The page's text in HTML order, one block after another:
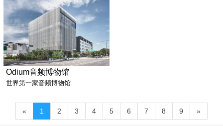
Odium音频博物馆
世界第一家音频博物馆
« 1 2 3 4 5 6 7 8 9 »